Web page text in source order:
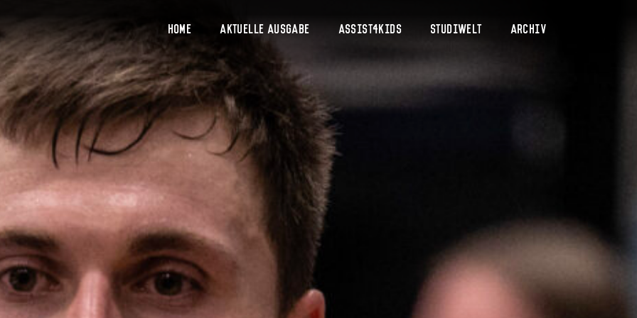
Home Aktuelle Ausgabe Assist4Kids Studiwelt Archiv